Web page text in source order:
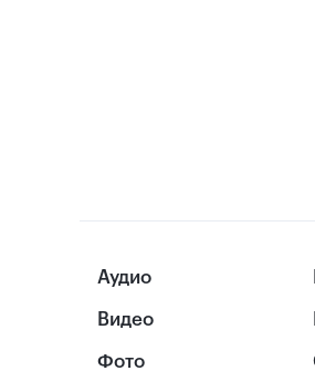
Аудио
Видео
Фото